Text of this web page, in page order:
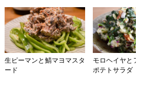
生ピーマンと鯖マヨマスタ
ード
モロヘイヤと
ポテトサラダ